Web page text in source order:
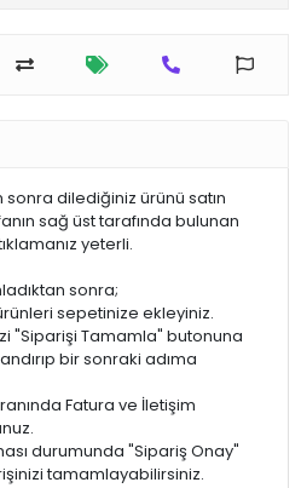
dilediğiniz ürünü satın
sağ üst tarafında bulunan
yeterli.
sonra;
sepetinize ekleyiniz.
"Siparişi Tamamla" butonuna
bir sonraki adıma
Fatura ve İletişim
durumunda "Sipariş Onay"
tamamlayabilirsiniz.